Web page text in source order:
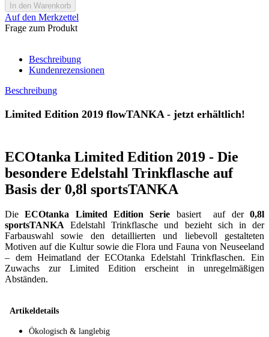
Auf den Merkzettel
Frage zum Produkt
Beschreibung
Kundenrezensionen
Beschreibung
Limited Edition 2019 flowTANKA - jetzt erhältlich!
ECOtanka Limited Edition 2019 - Die
besondere Edelstahl Trinkflasche auf
Basis der 0,8l sportsTANKA
DieECOtanka Limited Edition Serie basiert auf der0,8l
sportsTANKA Edelstahl Trinkflasche und bezieht sich in der
Farbauswahl sowie den detaillierten und liebevoll gestalteten
Motiven auf die Kultur sowie die Flora und Fauna von Neuseeland
– dem Heimatland der ECOtanka Edelstahl Trinkflaschen. Ein
Zuwachs zur Limited Edition erscheint in unregelmäßigen
Abständen.
Artikeldetails
Ökologisch & langlebig